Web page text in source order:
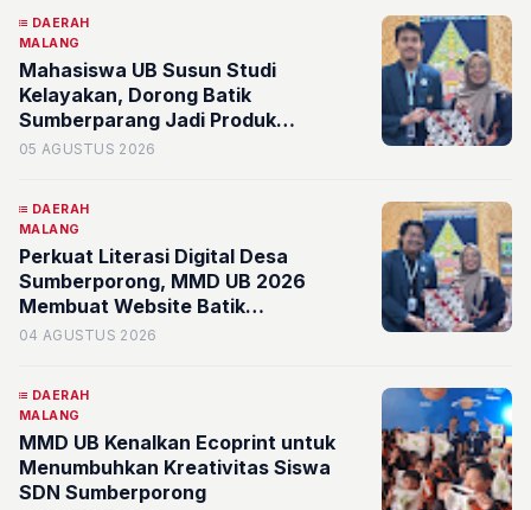
DAERAH
MALANG
Mahasiswa UB Susun Studi
Kelayakan, Dorong Batik
Sumberparang Jadi Produk
Unggulan dan Identitas Desa
05 AGUSTUS 2026
DAERAH
MALANG
Perkuat Literasi Digital Desa
Sumberporong, MMD UB 2026
Membuat Website Batik
Sumberparang
04 AGUSTUS 2026
DAERAH
MALANG
MMD UB Kenalkan Ecoprint untuk
Menumbuhkan Kreativitas Siswa
SDN Sumberporong